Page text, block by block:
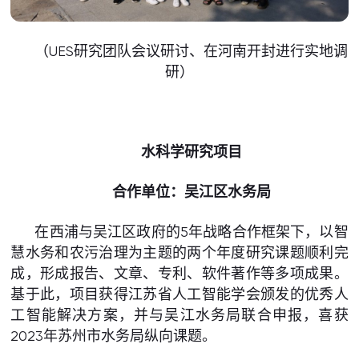
（UES研究团队会议研讨、在河南开封进行实地调
研）
水科学研究项目
合作单位：吴江区水务局
在西浦与吴江区政府的5年战略合作框架下，以智
慧水务和农污治理为主题的两个年度研究课题顺利完
成，形成报告、文章、专利、软件著作等多项成果。
基于此，项目获得江苏省人工智能学会颁发的优秀人
工智能解决方案，并与吴江水务局联合申报，喜获
2023年苏州市水务局纵向课题。